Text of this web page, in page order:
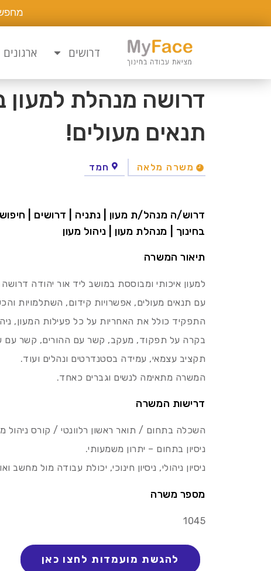
דרושים ארגונים
דרושה מנהלת למעון
תנאים מעולים!
משרה מלאה חמד
דרוש/ה מנהל/ת מעון | נתניה | דרושים | חיפוש
בחינוך | מנהלת מעון | ניהול מעון
תיאור המשרה
למעון איכותי ומבוססת במושב ליד אור יהודה
עם תנאים מעולים, אפשרויות קידום, השתלמויות
התפקיד כולל את האחריות על כל פעילות המעון,
בקרה על תפקוד, מעקב, קשר עם ההורים, קשר עם
תקציב עצמאי, עמידה בסטנדרטים ונהלים ועוד.
המשרה מתאימה לנשים וגברים כאחד.
דרישות המשרה
השכלה בתחום / תואר ראשון רלוונטי / קורס ניהול
ניסיון בתחום – יתרון משמעותי.
ניסיון ניהולי, ניסיון חינוכי, יכולת עבודה מול
מספר משרה
1045